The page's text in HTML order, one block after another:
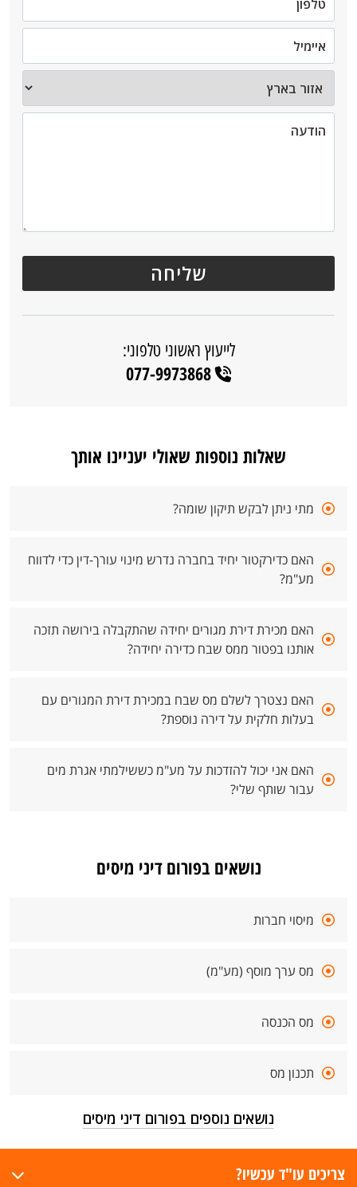
לייעוץ ראשוני טלפוני:
077-9973868
שאלות נוספות שאולי יעניינו אותך
מתי ניתן לבקש תיקון שומה?
האם כדירקטור יחיד בחברה נדרש מינוי עורך-דין כדי לדווח
מע"מ?
האם מכירת דירת מגורים יחידה שהתקבלה בירושה תזכה
אותנו בפטור ממס שבח כדירה יחידה?
האם נצטרך לשלם מס שבח במכירת דירת המגורים עם
בעלות חלקית על דירה נוספת?
האם אני יכול להזדכות על מע"מ כששילמתי אגרת מים
עבור שותף שלי?
נושאים בפורום דיני מיסים
מיסוי חברות
מס ערך מוסף (מע"מ)
מס הכנסה
תכנון מס
נושאים נוספים בפורום דיני מיסים
צריכים עו"ד עכשיו?